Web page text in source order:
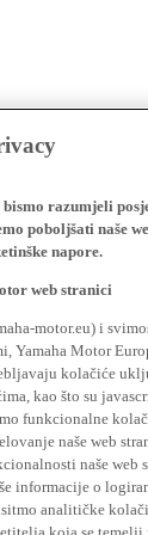
razumjeli
poboljšati naše
napore.
web stranici
motor.eu) i
Yamaha Motor
kolačiće
kao što su
funkcionalne
naše web
naše web
informacije o
analitičke